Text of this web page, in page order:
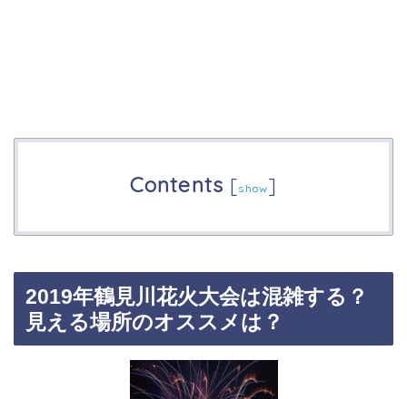
Contents [show]
2019年鶴見川花火大会は混雑する？
見える場所のオススメは？